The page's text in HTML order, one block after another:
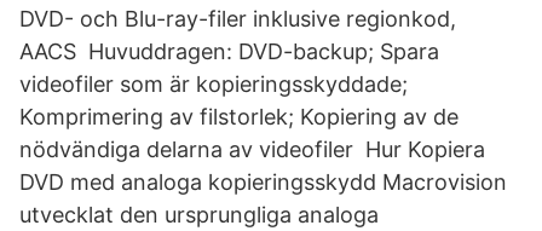
DVD- och Blu-ray-filer inklusive regionkod,
AACS Huvuddragen: DVD-backup; Spara
videofiler som är kopieringsskyddade;
Komprimering av filstorlek; Kopiering av de
nödvändiga delarna av videofiler Hur Kopiera
DVD med analoga kopieringsskydd Macrovision
utvecklat den ursprungliga analoga